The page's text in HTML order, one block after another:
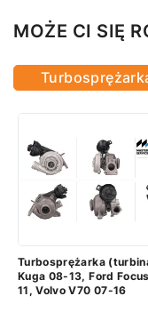
MOŻE CI SIĘ
Turbosprężarka
Kuga 08-13, Ford
11, Volvo V70 07-16